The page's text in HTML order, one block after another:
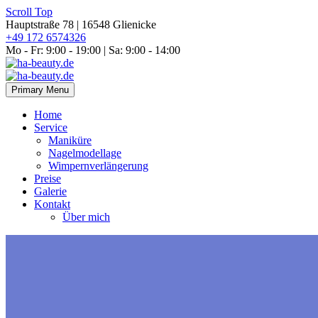
Scroll Top
Hauptstraße 78 | 16548 Glienicke
‭+49 172 6574326‬
Mo - Fr: 9:00 - 19:00 | Sa: 9:00 - 14:00
Primary Menu
Home
Service
Maniküre
Nagelmodellage
Wimpernverlängerung
Preise
Galerie
Kontakt
Über mich